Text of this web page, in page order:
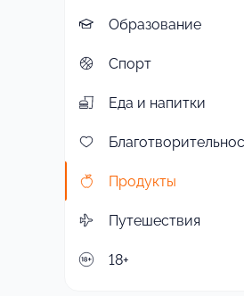
Образование
Спорт
Еда и напитки
Продукты
Путешествия
18+